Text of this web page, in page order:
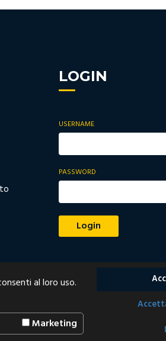
LOGIN
USERNAME
PASSWORD
Login
Informatica
al loro uso.
Marketing